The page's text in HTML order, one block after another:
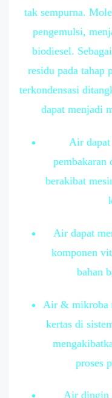
tak sempurna.
pengemulsi,
biodiesel.
residu pada tahap
terkondensasi
dapat menjadi
Air dapat
pembakaran
berakibat
Air dapat
komponen
bahan
Air & mikroba
kertas di
proses
Air dingin